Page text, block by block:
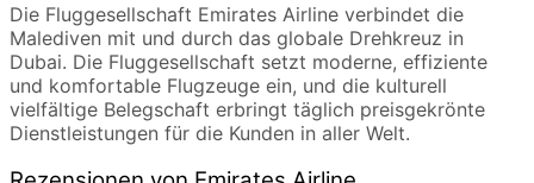
Die Fluggesellschaft Emirates Airline verbindet die
Malediven mit und durch das globale Drehkreuz in
Dubai. Die Fluggesellschaft setzt moderne, effiziente
und komfortable Flugzeuge ein, und die kulturell
vielfältige Belegschaft erbringt täglich preisgekrönte
Dienstleistungen für die Kunden in aller Welt.